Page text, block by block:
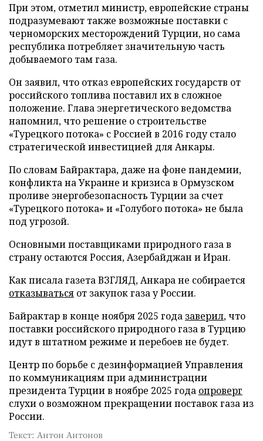
При этом, отметил министр, европейские страны
подразумевают также возможные поставки с
черноморских месторождений Турции, но сама
республика потребляет значительную часть
добываемого там газа.
Он заявил, что отказ европейских государств от
российского топлива поставил их в сложное
положение. Глава энергетического ведомства
напомнил, что решение о строительстве
«Турецкого потока» с Россией в 2016 году стало
стратегической инвестицией для Анкары.
По словам Байрактара, даже на фоне пандемии,
конфликта на Украине и кризиса в Ормузском
проливе энергобезопасность Турции за счет
«Турецкого потока» и «Голубого потока» не была
под угрозой.
Основными поставщиками природного газа в
страну остаются Россия, Азербайджан и Иран.
Как писала газета ВЗГЛЯД, Анкара не собирается
отказываться от закупок газа у России.
Байрактар в конце ноября 2025 года заверил, что
поставки российского природного газа в Турцию
идут в штатном режиме и перебоев не будет.
Центр по борьбе с дезинформацией Управления
по коммуникациям при администрации
президента Турции в ноябре 2025 года опроверг
слухи о возможном прекращении поставок газа из
России.
Текст: Антон Антонов